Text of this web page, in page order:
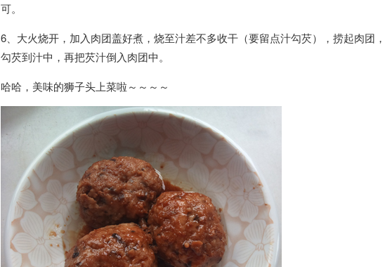
可。
6、大火烧开，加入肉团盖好煮，烧至汁差不多收干（要留点汁勾芡），捞起肉团，
勾芡到汁中，再把芡汁倒入肉团中。
哈哈，美味的狮子头上菜啦～～～～